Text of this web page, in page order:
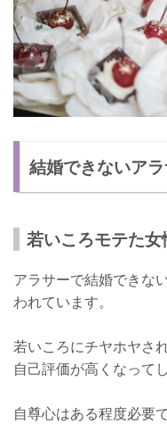
結婚できないア
若いころモテた女
アラサーで結婚できな
われています。
若いころにチヤホヤさ
自己評価が高くなって
自尊心はある程度必要